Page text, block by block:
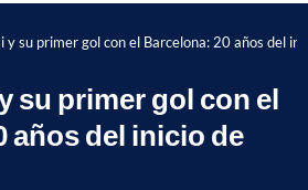
y su primer gol con el Barcelona: 20 años del
su primer gol con el
años del inicio de